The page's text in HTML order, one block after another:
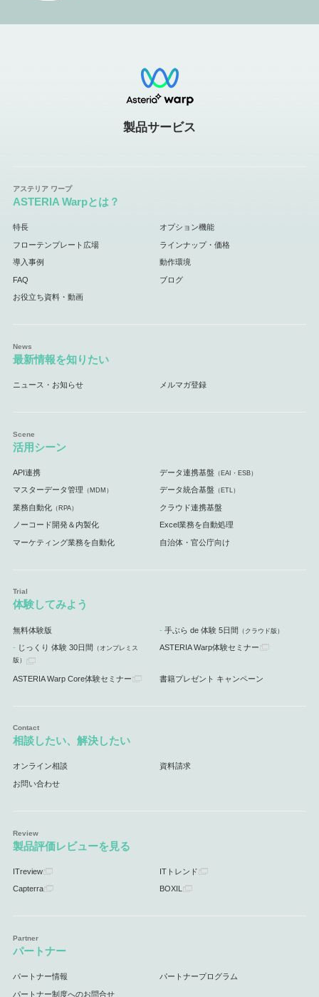
製品サービス
ASTERIA Warpとは？
特長 オプション機能
フローテンプレート広場 ラインナップ・価格
導入事例 動作環境
FAQ ブログ
お役立ち資料・動画
最新情報を知りたい
ニュース・お知らせ メルマガ登録
活用シーン
API連携 データ連携基盤 （EAI・ESB）
マスターデータ管理 （MDM） データ統合基盤 （ETL）
業務自動化（RPA） クラウド連携基盤
ノーコード開発＆内製化 Excel業務を自動処理
マーケティング業務を自動化 自治体・官公庁向け
体験してみよう
無料体験版 手ぶら de 体験 5日間 （クラウド版）
じっくり 体験 30日間 （オンプレミス
版）
ASTERIA Warp体験セミナー
ASTERIA Warp Core体験セミナー 書籍プレゼント キャンペーン
相談したい、解決したい
オンライン相談 資料請求
お問い合わせ
製品評価レビューを見る
ITreview ITトレンド
Capterra BOXIL
パートナー
パートナー情報 パートナープログラム
パートナー制度へのお問合せ